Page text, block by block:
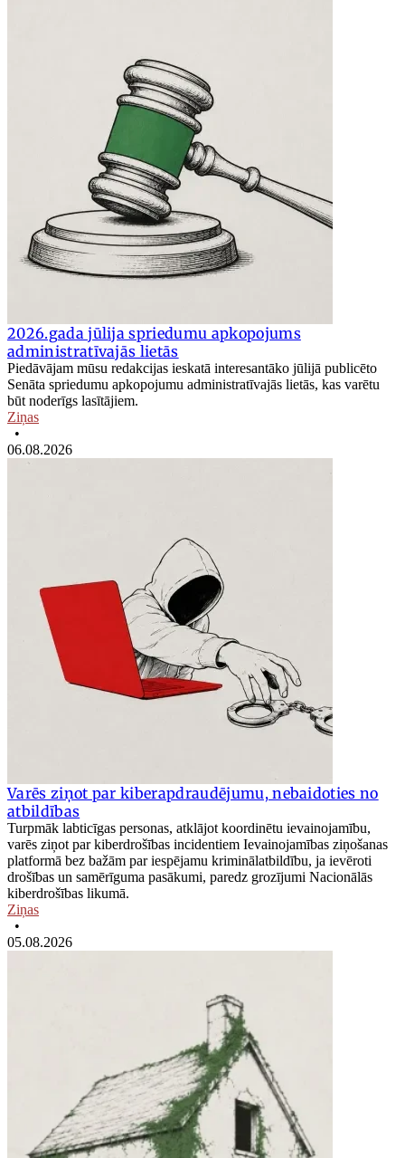
2026.gada jūlija spriedumu apkopojums
administratīvajās lietās
Piedāvājam mūsu redakcijas ieskatā interesantāko jūlijā publicēto
Senāta spriedumu apkopojumu administratīvajās lietās, kas varētu
būt noderīgs lasītājiem.
Ziņas
•
06.08.2026
Varēs ziņot par kiberapdraudējumu, nebaidoties no
atbildības
Turpmāk labticīgas personas, atklājot koordinētu ievainojamību,
varēs ziņot par kiberdrošības incidentiem Ievainojamības ziņošanas
platformā bez bažām par iespējamu kriminālatbildību, ja ievēroti
drošības un samērīguma pasākumi, paredz grozījumi Nacionālās
kiberdrošības likumā.
Ziņas
•
05.08.2026